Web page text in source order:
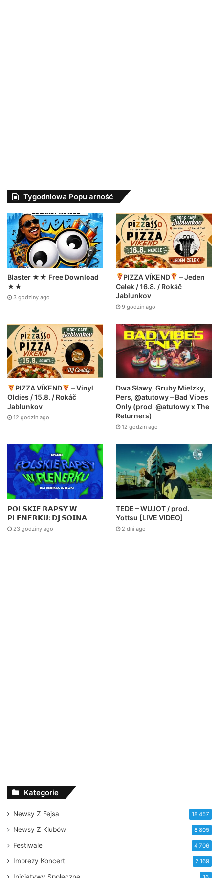
Tygodniowa Popularność
Blaster ★★ Free Download
★★
3 godziny ago
PIZZA VÍKEND
– Jeden
Celek / 16.8. / Rokáč
Jablunkov
9 godzin ago
PIZZA VÍKEND
– Vinyl
Oldies / 15.8. / Rokáč
Jablunkov
12 godzin ago
Dwa Sławy, Gruby Mielzky,
Pers, @atutowy – Bad Vibes
Only (prod. @atutowy x The
Returners)
12 godzin ago
𝗣𝗢𝗟𝗦𝗞𝗜𝗘 𝗥𝗔𝗣𝗦𝗬 𝗪
𝗣𝗟𝗘𝗡𝗘𝗥𝗞𝗨: 𝗗𝗝 𝗦𝗢𝗜𝗡𝗔
23 godziny ago
TEDE – WUJOT / prod.
Yottsu [LIVE VIDEO]
2 dni ago
Kategorie
Newsy Z Fejsa 18 457
Newsy Z Klubów 8 805
Festiwale 4 706
Imprezy Koncert 2 169